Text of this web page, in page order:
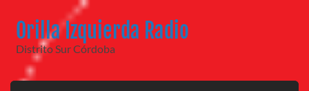
contenido
Orilla Izquierda Radio
Distrito Sur Córdoba